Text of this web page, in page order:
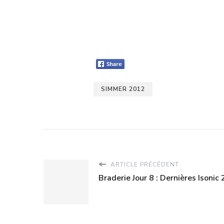
SIMMER 2012
ARTICLE PRÉCÉDENT
Braderie Jour 8 : Dernières Isonic